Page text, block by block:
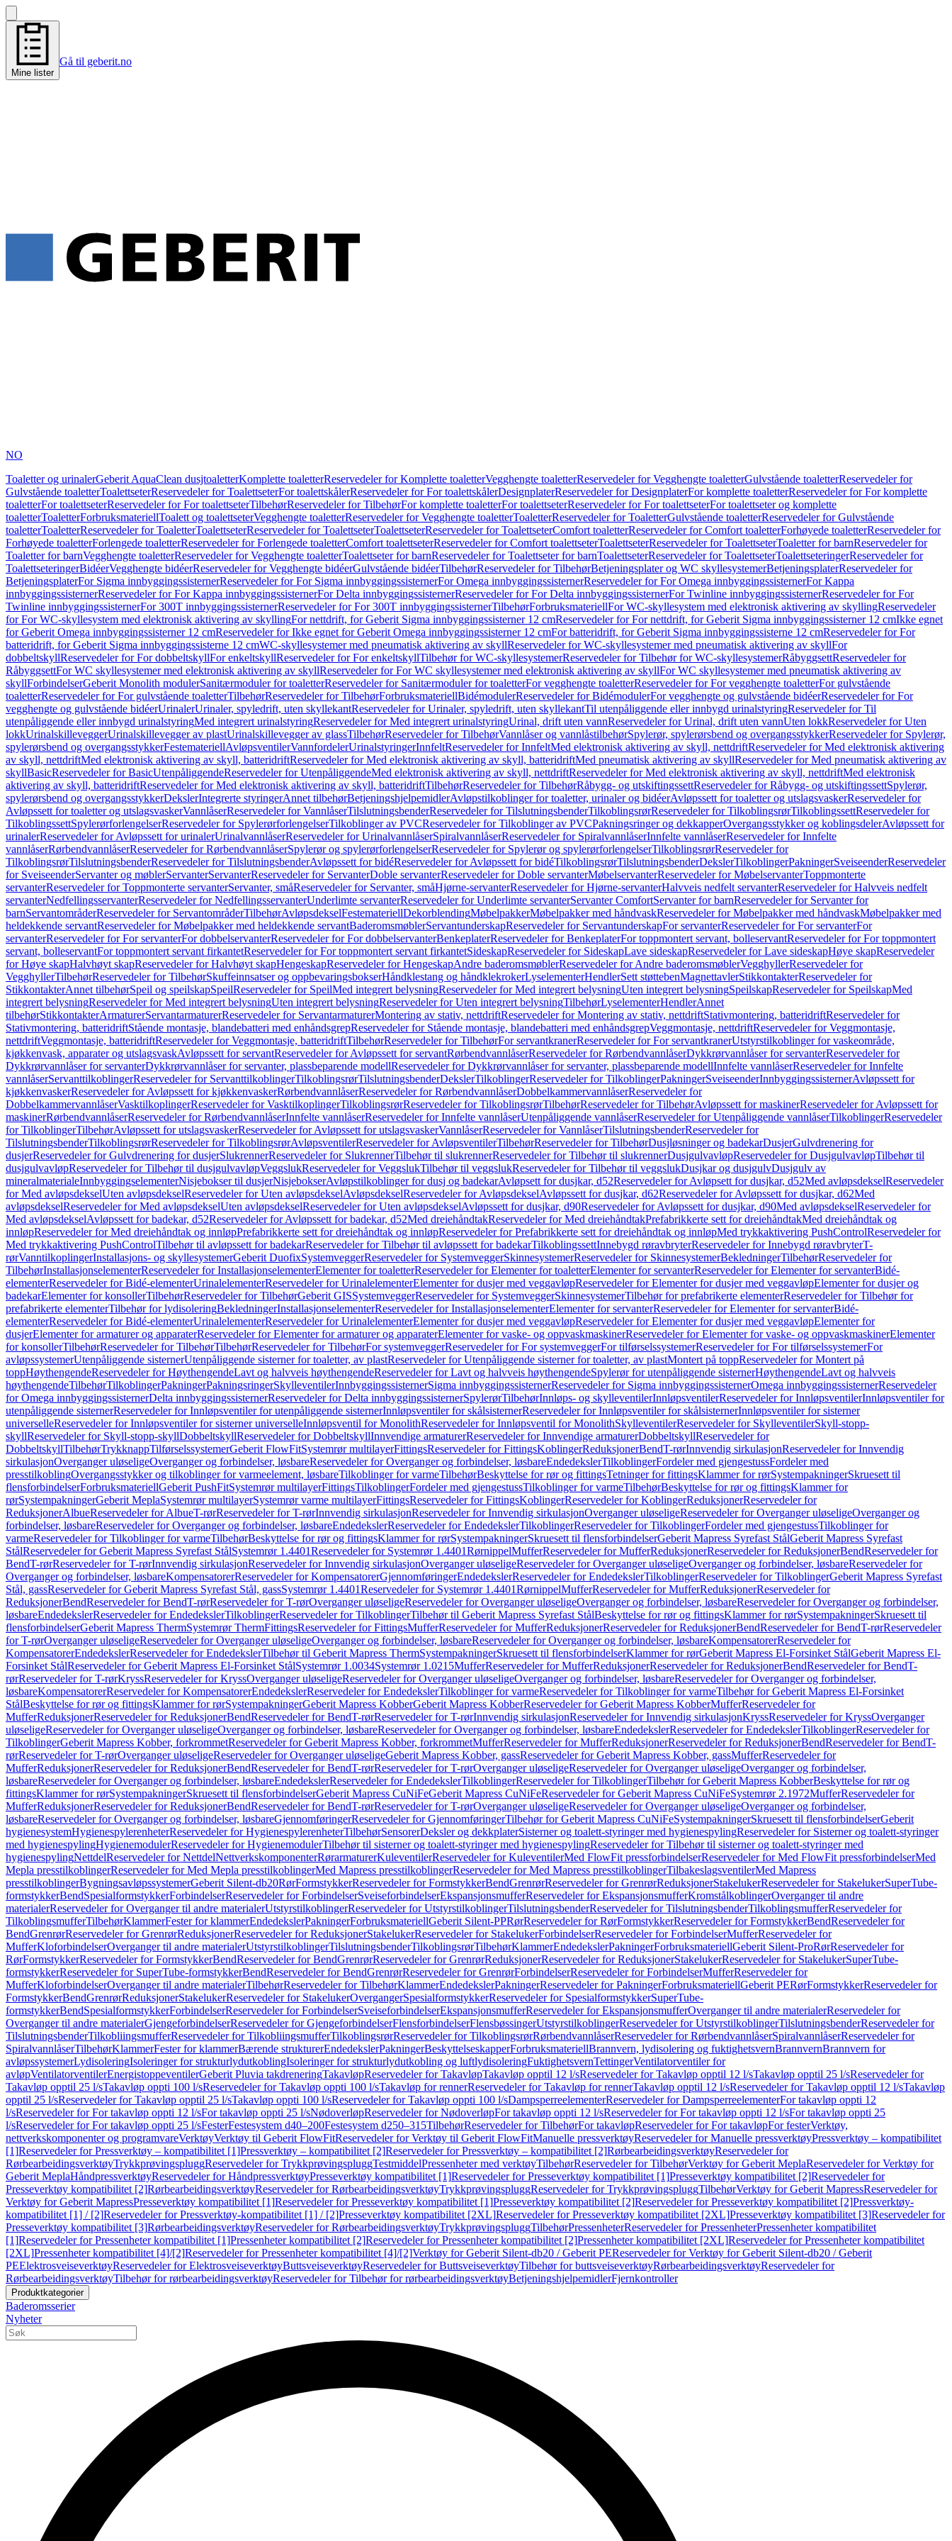
Mine lister
Gå til geberit.no
NO
Toaletter og urinalerGeberit AquaClean dusjtoaletterKomplette toaletterReservedeler for Komplette toaletterVegghengte toaletterReservedeler for Vegghengte toaletterGulvstående toaletterReservedeler for
Gulvstående toaletterToalettseterReservedeler for ToalettseterFor toalettskålerReservedeler for For toalettskålerDesignplaterReservedeler for DesignplaterFor komplette toaletterReservedeler for For komplette
toaletterFor toalettseterReservedeler for For toalettseterTilbehørReservedeler for TilbehørFor komplette toaletterFor toalettseterReservedeler for For toalettseterFor toalettseter og komplette
toaletterToaletterForbruksmateriellToalett og toalettseterVegghengte toaletterReservedeler for Vegghengte toaletterToaletterReservedeler for ToaletterGulvstående toaletterReservedeler for Gulvstående
toaletterToaletterReservedeler for ToaletterToalettseterReservedeler for ToalettseterToalettseterReservedeler for ToalettseterComfort toaletterReservedeler for Comfort toaletterForhøyede toaletterReservedeler for
Forhøyede toaletterForlengede toaletterReservedeler for Forlengede toaletterComfort toalettseterReservedeler for Comfort toalettseterToalettseterReservedeler for ToalettseterToaletter for barnReservedeler for
Toaletter for barnVegghengte toaletterReservedeler for Vegghengte toaletterToalettseter for barnReservedeler for Toalettseter for barnToalettseterReservedeler for ToalettseterToalettseteringerReservedeler for
ToalettseteringerBidéerVegghengte bidéerReservedeler for Vegghengte bidéerGulvstående bidéerTilbehørReservedeler for TilbehørBetjeningsplater og WC skyllesystemerBetjeningsplaterReservedeler for
BetjeningsplaterFor Sigma innbyggingssisternerReservedeler for For Sigma innbyggingssisternerFor Omega innbyggingssisternerReservedeler for For Omega innbyggingssisternerFor Kappa
innbyggingssisternerReservedeler for For Kappa innbyggingssisternerFor Delta innbyggingssisternerReservedeler for For Delta innbyggingssisternerFor Twinline innbyggingssisternerReservedeler for For
Twinline innbyggingssisternerFor 300T innbyggingssisternerReservedeler for For 300T innbyggingssisternerTilbehørForbruksmateriellFor WC-skyllesystem med elektronisk aktivering av skyllingReservedeler
for For WC-skyllesystem med elektronisk aktivering av skyllingFor nettdrift, for Geberit Sigma innbyggingssisterner 12 cmReservedeler for For nettdrift, for Geberit Sigma innbyggingssisterner 12 cmIkke egnet
for Geberit Omega innbyggingssisterner 12 cmReservedeler for Ikke egnet for Geberit Omega innbyggingssisterner 12 cmFor batteridrift, for Geberit Sigma innbyggingssisterne 12 cmReservedeler for For
batteridrift, for Geberit Sigma innbyggingssisterne 12 cmWC-skyllesystemer med pneumatisk aktivering av skyllReservedeler for WC-skyllesystemer med pneumatisk aktivering av skyllFor
dobbeltskyllReservedeler for For dobbeltskyllFor enkeltskyllReservedeler for For enkeltskyllTilbehør for WC-skyllesystemerReservedeler for Tilbehør for WC-skyllesystemerRåbyggsettReservedeler for
RåbyggsettFor WC skyllesystemer med elektronisk aktivering av skyllReservedeler for For WC skyllesystemer med elektronisk aktivering av skyllFor WC skyllesystemer med pneumatisk aktivering av
skyllForbindelserGeberit Monolith modulerSanitærmoduler for toaletterReservedeler for Sanitærmoduler for toaletterFor vegghengte toaletterReservedeler for For vegghengte toaletterFor gulvstående
toaletterReservedeler for For gulvstående toaletterTilbehørReservedeler for TilbehørForbruksmateriellBidémodulerReservedeler for BidémodulerFor vegghengte og gulvstående bidéerReservedeler for For
vegghengte og gulvstående bidéerUrinalerUrinaler, spyledrift, uten skyllekantReservedeler for Urinaler, spyledrift, uten skyllekantTil utenpåliggende eller innbygd urinalstyringReservedeler for Til
utenpåliggende eller innbygd urinalstyringMed integrert urinalstyringReservedeler for Med integrert urinalstyringUrinal, drift uten vannReservedeler for Urinal, drift uten vannUten lokkReservedeler for Uten
lokkUrinalskilleveggerUrinalskillevegger av plastUrinalskillevegger av glassTilbehørReservedeler for TilbehørVannlåser og vannlåstilbehørSpylerør, spylerørsbend og overgangsstykkerReservedeler for Spylerør,
spylerørsbend og overgangsstykkerFestemateriellAvløpsventilerVannfordelerUrinalstyringerInnfeltReservedeler for InnfeltMed elektronisk aktivering av skyll, nettdriftReservedeler for Med elektronisk aktivering
av skyll, nettdriftMed elektronisk aktivering av skyll, batteridriftReservedeler for Med elektronisk aktivering av skyll, batteridriftMed pneumatisk aktivering av skyllReservedeler for Med pneumatisk aktivering av
skyllBasicReservedeler for BasicUtenpåliggendeReservedeler for UtenpåliggendeMed elektronisk aktivering av skyll, nettdriftReservedeler for Med elektronisk aktivering av skyll, nettdriftMed elektronisk
aktivering av skyll, batteridriftReservedeler for Med elektronisk aktivering av skyll, batteridriftTilbehørReservedeler for TilbehørRåbygg- og utskiftingssettReservedeler for Råbygg- og utskiftingssettSpylerør,
spylerørsbend og overgangsstykkerDekslerIntegrerte styringerAnnet tilbehørBetjeningshjelpemidlerAvløpstilkoblinger for toaletter, urinaler og bidéerAvløpssett for toaletter og utslagsvaskerReservedeler for
Avløpssett for toaletter og utslagsvaskerVannlåserReservedeler for VannlåserTilslutningsbenderReservedeler for TilslutningsbenderTilkoblingsrørReservedeler for TilkoblingsrørTilkoblingssettReservedeler for
TilkoblingssettSpylerørforlengelserReservedeler for SpylerørforlengelserTilkoblinger av PVCReservedeler for Tilkoblinger av PVCPakningsringer og dekkapperOvergangsstykker og koblingsdelerAvløpssett for
urinalerReservedeler for Avløpssett for urinalerUrinalvannlåserReservedeler for UrinalvannlåserSpiralvannlåserReservedeler for SpiralvannlåserInnfelte vannlåserReservedeler for Innfelte
vannlåserRørbendvannlåserReservedeler for RørbendvannlåserSpylerør og spylerørforlengelserReservedeler for Spylerør og spylerørforlengelserTilkoblingsrørReservedeler for
TilkoblingsrørTilslutningsbenderReservedeler for TilslutningsbenderAvløpssett for bidéReservedeler for Avløpssett for bidéTilkoblingsrørTilslutningsbenderDekslerTilkoblingerPakningerSveiseenderReservedeler
for SveiseenderServanter og møblerServanterServanterReservedeler for ServanterDoble servanterReservedeler for Doble servanterMøbelservanterReservedeler for MøbelservanterToppmonterte
servanterReservedeler for Toppmonterte servanterServanter, småReservedeler for Servanter, småHjørne-servanterReservedeler for Hjørne-servanterHalvveis nedfelt servanterReservedeler for Halvveis nedfelt
servanterNedfellingsservanterReservedeler for NedfellingsservanterUnderlimte servanterReservedeler for Underlimte servanterServanter ComfortServanter for barnReservedeler for Servanter for
barnServantområderReservedeler for ServantområderTilbehørAvløpsdekselFestemateriellDekorblendingMøbelpakkerMøbelpakker med håndvaskReservedeler for Møbelpakker med håndvaskMøbelpakker med
heldekkende servantReservedeler for Møbelpakker med heldekkende servantBaderomsmøblerServantunderskapReservedeler for ServantunderskapFor servanterReservedeler for For servanterFor
servanterReservedeler for For servanterFor dobbelservanterReservedeler for For dobbelservanterBenkeplaterReservedeler for BenkeplaterFor toppmontert servant, bolleservantReservedeler for For toppmontert
servant, bolleservantFor toppmontert servant firkantetReservedeler for For toppmontert servant firkantetSideskapReservedeler for SideskapLave sideskapReservedeler for Lave sideskapHøye skapReservedeler
for Høye skapHalvhøyt skapReservedeler for Halvhøyt skapHengeskapReservedeler for HengeskapAndre baderomsmøblerReservedeler for Andre baderomsmøblerVegghyllerReservedeler for
VegghyllerTilbehørReservedeler for TilbehørSkuffeinnsatser og oppbevaringsbokserHåndklestang og håndklekrokerLyselementerHendlerSett støttebenMagnettavlerStikkontakterReservedeler for
StikkontakterAnnet tilbehørSpeil og speilskapSpeilReservedeler for SpeilMed integrert belysningReservedeler for Med integrert belysningUten integrert belysningSpeilskapReservedeler for SpeilskapMed
integrert belysningReservedeler for Med integrert belysningUten integrert belysningReservedeler for Uten integrert belysningTilbehørLyselementerHendlerAnnet
tilbehørStikkontakterArmaturerServantarmaturerReservedeler for ServantarmaturerMontering av stativ, nettdriftReservedeler for Montering av stativ, nettdriftStativmontering, batteridriftReservedeler for
Stativmontering, batteridriftStående montasje, blandebatteri med enhåndsgrepReservedeler for Stående montasje, blandebatteri med enhåndsgrepVeggmontasje, nettdriftReservedeler for Veggmontasje,
nettdriftVeggmontasje, batteridriftReservedeler for Veggmontasje, batteridriftTilbehørReservedeler for TilbehørFor servantkranerReservedeler for For servantkranerUtstyrstilkoblinger for vaskeområde,
kjøkkenvask, apparater og utslagsvaskAvløpssett for servantReservedeler for Avløpssett for servantRørbendvannlåserReservedeler for RørbendvannlåserDykkrørvannlåser for servanterReservedeler for
Dykkrørvannlåser for servanterDykkrørvannlåser for servanter, plassbeparende modellReservedeler for Dykkrørvannlåser for servanter, plassbeparende modellInnfelte vannlåserReservedeler for Innfelte
vannlåserServanttilkoblingerReservedeler for ServanttilkoblingerTilkoblingsrørTilslutningsbenderDekslerTilkoblingerReservedeler for TilkoblingerPakningerSveiseenderInnbyggingssisternerAvløpssett for
kjøkkenvaskerReservedeler for Avløpssett for kjøkkenvaskerRørbendvannlåserReservedeler for RørbendvannlåserDobbelkammervannlåserReservedeler for
DobbelkammervannlåserVasktilkoplingerReservedeler for VasktilkoplingerTilkoblingsrørReservedeler for TilkoblingsrørTilbehørReservedeler for TilbehørAvløpssett for maskinerReservedeler for Avløpssett for
maskinerRørbendvannlåserReservedeler for RørbendvannlåserInnfelte vannlåserReservedeler for Innfelte vannlåserUtenpåliggende vannlåserReservedeler for Utenpåliggende vannlåserTilkoblingerReservedeler
for TilkoblingerTilbehørAvløpssett for utslagsvaskerReservedeler for Avløpssett for utslagsvaskerVannlåserReservedeler for VannlåserTilslutningsbenderReservedeler for
TilslutningsbenderTilkoblingsrørReservedeler for TilkoblingsrørAvløpsventilerReservedeler for AvløpsventilerTilbehørReservedeler for TilbehørDusjløsninger og badekarDusjerGulvdrenering for
dusjerReservedeler for Gulvdrenering for dusjerSlukrennerReservedeler for SlukrennerTilbehør til slukrennerReservedeler for Tilbehør til slukrennerDusjgulvavløpReservedeler for DusjgulvavløpTilbehør til
dusjgulvavløpReservedeler for Tilbehør til dusjgulvavløpVeggslukReservedeler for VeggslukTilbehør til veggslukReservedeler for Tilbehør til veggslukDusjkar og dusjgulvDusjgulv av
mineralmaterialeInnbyggingselementerNisjebokser til dusjerNisjebokserAvløpstilkoblinger for dusj og badekarAvløpsett for dusjkar, d52Reservedeler for Avløpsett for dusjkar, d52Med avløpsdekselReservedeler
for Med avløpsdekselUten avløpsdekselReservedeler for Uten avløpsdekselAvløpsdekselReservedeler for AvløpsdekselAvløpssett for dusjkar, d62Reservedeler for Avløpssett for dusjkar, d62Med
avløpsdekselReservedeler for Med avløpsdekselUten avløpsdekselReservedeler for Uten avløpsdekselAvløpssett for dusjkar, d90Reservedeler for Avløpssett for dusjkar, d90Med avløpsdekselReservedeler for
Med avløpsdekselAvløpssett for badekar, d52Reservedeler for Avløpssett for badekar, d52Med dreiehåndtakReservedeler for Med dreiehåndtakPrefabrikkerte sett for dreiehåndtakMed dreiehåndtak og
innløpReservedeler for Med dreiehåndtak og innløpPrefabrikkerte sett for dreiehåndtak og innløpReservedeler for Prefabrikkerte sett for dreiehåndtak og innløpMed trykkaktivering PushControlReservedeler for
Med trykkaktivering PushControlTilbehør til avløpssett for badekarReservedeler for Tilbehør til avløpssett for badekarTilkoblingssettInnebygd røravbryterReservedeler for Innebygd røravbryterT-
rørVanntilkoplingerInstallasjons- og skyllesystemerGeberit DuofixSystemveggerReservedeler for SystemveggerSkinnesystemerReservedeler for SkinnesystemerBekledningerTilbehørReservedeler for
TilbehørInstallasjonselementerReservedeler for InstallasjonselementerElementer for toaletterReservedeler for Elementer for toaletterElementer for servanterReservedeler for Elementer for servanterBidé-
elementerReservedeler for Bidé-elementerUrinalelementerReservedeler for UrinalelementerElementer for dusjer med veggavløpReservedeler for Elementer for dusjer med veggavløpElementer for dusjer og
badekarElementer for konsollerTilbehørReservedeler for TilbehørGeberit GISSystemveggerReservedeler for SystemveggerSkinnesystemerTilbehør for prefabrikerte elementerReservedeler for Tilbehør for
prefabrikerte elementerTilbehør for lydisoleringBekledningerInstallasjonselementerReservedeler for InstallasjonselementerElementer for servanterReservedeler for Elementer for servanterBidé-
elementerReservedeler for Bidé-elementerUrinalelementerReservedeler for UrinalelementerElementer for dusjer med veggavløpReservedeler for Elementer for dusjer med veggavløpElementer for
dusjerElementer for armaturer og apparaterReservedeler for Elementer for armaturer og apparaterElementer for vaske- og oppvaskmaskinerReservedeler for Elementer for vaske- og oppvaskmaskinerElementer
for konsollerTilbehørReservedeler for TilbehørTilbehørReservedeler for TilbehørFor systemveggerReservedeler for For systemveggerFor tilførselssystemerReservedeler for For tilførselssystemerFor
avløpssystemerUtenpåliggende sisternerUtenpåliggende sisterner for toaletter, av plastReservedeler for Utenpåliggende sisterner for toaletter, av plastMontert på toppReservedeler for Montert på
toppHøythengendeReservedeler for HøythengendeLavt og halvveis høythengendeReservedeler for Lavt og halvveis høythengendeSpylerør for utenpåliggende sisternerHøythengendeLavt og halvveis
høythengendeTilbehørTilkoblingerPakningerPakningsringerSkylleventilerInnbyggingssisternerSigma innbyggingssisternerReservedeler for Sigma innbyggingssisternerOmega innbyggingssisternerReservedeler
for Omega innbyggingssisternerDelta innbyggingssisternerReservedeler for Delta innbyggingssisternerSpylerørTilbehørInnløps- og skylleventilerInnløpsventilerReservedeler for InnløpsventilerInnløpsventiler for
utenpåliggende sisternerReservedeler for Innløpsventiler for utenpåliggende sisternerInnløpsventiler for skålsisternerReservedeler for Innløpsventiler for skålsisternerInnløpsventiler for sisterner
universelleReservedeler for Innløpsventiler for sisterner universelleInnløpsventil for MonolithReservedeler for Innløpsventil for MonolithSkylleventilerReservedeler for SkylleventilerSkyll-stopp-
skyllReservedeler for Skyll-stopp-skyllDobbeltskyllReservedeler for DobbeltskyllInnvendige armaturerReservedeler for Innvendige armaturerDobbeltskyllReservedeler for
DobbeltskyllTilbehørTrykknappTilførselssystemerGeberit FlowFitSystemrør multilayerFittingsReservedeler for FittingsKoblingerReduksjonerBendT-rørInnvendig sirkulasjonReservedeler for Innvendig
sirkulasjonOverganger uløseligeOverganger og forbindelser, løsbareReservedeler for Overganger og forbindelser, løsbareEndedekslerTilkoblingerFordeler med gjengestussFordeler med
presstilkoblingOvergangsstykker og tilkoblinger for varmeelement, løsbareTilkoblinger for varmeTilbehørBeskyttelse for rør og fittingsTetninger for fittingsKlammer for rørSystempakningerSkruesett til
flensforbindelserForbruksmateriellGeberit PushFitSystemrør multilayerFittingsTilkoblingerFordeler med gjengestussTilkoblinger for varmeTilbehørBeskyttelse for rør og fittingsKlammer for
rørSystempakningerGeberit MeplaSystemrør multilayerSystemrør varme multilayerFittingsReservedeler for FittingsKoblingerReservedeler for KoblingerReduksjonerReservedeler for
ReduksjonerAlbueReservedeler for AlbueT-rørReservedeler for T-rørInnvendig sirkulasjonReservedeler for Innvendig sirkulasjonOverganger uløseligeReservedeler for Overganger uløseligeOverganger og
forbindelser, løsbareReservedeler for Overganger og forbindelser, løsbareEndedekslerReservedeler for EndedekslerTilkoblingerReservedeler for TilkoblingerFordeler med gjengestussTilkoblinger for
varmeReservedeler for Tilkoblinger for varmeTilbehørBeskyttelse for rør og fittingsKlammer for rørSystempakningerSkruesett til flensforbindelserGeberit Mapress Syrefast StålGeberit Mapress Syrefast
StålReservedeler for Geberit Mapress Syrefast StålSystemrør 1.4401Reservedeler for Systemrør 1.4401RørnippelMufferReservedeler for MufferReduksjonerReservedeler for ReduksjonerBendReservedeler for
BendT-rørReservedeler for T-rørInnvendig sirkulasjonReservedeler for Innvendig sirkulasjonOverganger uløseligeReservedeler for Overganger uløseligeOverganger og forbindelser, løsbareReservedeler for
Overganger og forbindelser, løsbareKompensatorerReservedeler for KompensatorerGjennomføringerEndedekslerReservedeler for EndedekslerTilkoblingerReservedeler for TilkoblingerGeberit Mapress Syrefast
Stål, gassReservedeler for Geberit Mapress Syrefast Stål, gassSystemrør 1.4401Reservedeler for Systemrør 1.4401RørnippelMufferReservedeler for MufferReduksjonerReservedeler for
ReduksjonerBendReservedeler for BendT-rørReservedeler for T-rørOverganger uløseligeReservedeler for Overganger uløseligeOverganger og forbindelser, løsbareReservedeler for Overganger og forbindelser,
løsbareEndedekslerReservedeler for EndedekslerTilkoblingerReservedeler for TilkoblingerTilbehør til Geberit Mapress Syrefast StålBeskyttelse for rør og fittingsKlammer for rørSystempakningerSkruesett til
flensforbindelserGeberit Mapress ThermSystemrør ThermFittingsReservedeler for FittingsMufferReservedeler for MufferReduksjonerReservedeler for ReduksjonerBendReservedeler for BendT-rørReservedeler
for T-rørOverganger uløseligeReservedeler for Overganger uløseligeOverganger og forbindelser, løsbareReservedeler for Overganger og forbindelser, løsbareKompensatorerReservedeler for
KompensatorerEndedekslerReservedeler for EndedekslerTilbehør til Geberit Mapress ThermSystempakningerSkruesett til flensforbindelserKlammer for rørGeberit Mapress El-Forsinket StålGeberit Mapress El-
Forsinket StålReservedeler for Geberit Mapress El-Forsinket StålSystemrør 1.0034Systemrør 1.0215MufferReservedeler for MufferReduksjonerReservedeler for ReduksjonerBendReservedeler for BendT-
rørReservedeler for T-rørKryssReservedeler for KryssOverganger uløseligeReservedeler for Overganger uløseligeOverganger og forbindelser, løsbareReservedeler for Overganger og forbindelser,
løsbareKompensatorerReservedeler for KompensatorerEndedekslerReservedeler for EndedekslerTilkoblinger for varmeReservedeler for Tilkoblinger for varmeTilbehør for Geberit Mapress El-Forsinket
StålBeskyttelse for rør og fittingsKlammer for rørSystempakningerGeberit Mapress KobberGeberit Mapress KobberReservedeler for Geberit Mapress KobberMufferReservedeler for
MufferReduksjonerReservedeler for ReduksjonerBendReservedeler for BendT-rørReservedeler for T-rørInnvendig sirkulasjonReservedeler for Innvendig sirkulasjonKryssReservedeler for KryssOverganger
uløseligeReservedeler for Overganger uløseligeOverganger og forbindelser, løsbareReservedeler for Overganger og forbindelser, løsbareEndedekslerReservedeler for EndedekslerTilkoblingerReservedeler for
TilkoblingerGeberit Mapress Kobber, forkrommetReservedeler for Geberit Mapress Kobber, forkrommetMufferReservedeler for MufferReduksjonerReservedeler for ReduksjonerBendReservedeler for BendT-
rørReservedeler for T-rørOverganger uløseligeReservedeler for Overganger uløseligeGeberit Mapress Kobber, gassReservedeler for Geberit Mapress Kobber, gassMufferReservedeler for
MufferReduksjonerReservedeler for ReduksjonerBendReservedeler for BendT-rørReservedeler for T-rørOverganger uløseligeReservedeler for Overganger uløseligeOverganger og forbindelser,
løsbareReservedeler for Overganger og forbindelser, løsbareEndedekslerReservedeler for EndedekslerTilkoblingerReservedeler for TilkoblingerTilbehør for Geberit Mapress KobberBeskyttelse for rør og
fittingsKlammer for rørSystempakningerSkruesett til flensforbindelserGeberit Mapress CuNiFeGeberit Mapress CuNiFeReservedeler for Geberit Mapress CuNiFeSystemrør 2.1972MufferReservedeler for
MufferReduksjonerReservedeler for ReduksjonerBendReservedeler for BendT-rørReservedeler for T-rørOverganger uløseligeReservedeler for Overganger uløseligeOverganger og forbindelser,
løsbareReservedeler for Overganger og forbindelser, løsbareGjennomføringerReservedeler for GjennomføringerTilbehør for Geberit Mapress CuNiFeSystempakningerSkruesett til flensforbindelserGeberit
hygienesystemHygienespylerenheterReservedeler for HygienespylerenheterTilbehørSensorerDeksler og dekkplaterSisterner og toalett-styringer med hygienespylingReservedeler for Sisterner og toalett-styringer
med hygienespylingHygienemodulerReservedeler for HygienemodulerTilbehør til sisterner og toalett-styringer med hygienespylingReservedeler for Tilbehør til sisterner og toalett-styringer med
hygienespylingNettdelReservedeler for NettdelNettverkskomponenterRørarmaturerKuleventilerReservedeler for KuleventilerMed FlowFit pressforbindelserReservedeler for Med FlowFit pressforbindelserMed
Mepla presstilkoblingerReservedeler for Med Mepla presstilkoblingerMed Mapress presstilkoblingerReservedeler for Med Mapress presstilkoblingerTilbakeslagsventilerMed Mapress
presstilkoblingerBygningsavløpssystemerGeberit Silent-db20RørFormstykkerReservedeler for FormstykkerBendGrenrørReservedeler for GrenrørReduksjonerStakelukerReservedeler for StakelukerSuperTube-
formstykkerBendSpesialformstykkerForbindelserReservedeler for ForbindelserSveiseforbindelserEkspansjonsmufferReservedeler for EkspansjonsmufferKromstålkoblingerOverganger til andre
materialerReservedeler for Overganger til andre materialerUtstyrstilkoblingerReservedeler for UtstyrstilkoblingerTilslutningsbenderReservedeler for TilslutningsbenderTilkoblingsmufferReservedeler for
TilkoblingsmufferTilbehørKlammerFester for klammerEndedekslerPakningerForbruksmateriellGeberit Silent-PPRørReservedeler for RørFormstykkerReservedeler for FormstykkerBendReservedeler for
BendGrenrørReservedeler for GrenrørReduksjonerReservedeler for ReduksjonerStakelukerReservedeler for StakelukerForbindelserReservedeler for ForbindelserMufferReservedeler for
MufferKloforbindelserOverganger til andre materialerUtstyrstilkoblingerTilslutningsbenderTilkoblingsrørTilbehørKlammerEndedekslerPakningerForbruksmateriellGeberit Silent-ProRørReservedeler for
RørFormstykkerReservedeler for FormstykkerBendReservedeler for BendGrenrørReservedeler for GrenrørReduksjonerReservedeler for ReduksjonerStakelukerReservedeler for StakelukerSuperTube-
formstykkerReservedeler for SuperTube-formstykkerBendReservedeler for BendGrenrørReservedeler for GrenrørForbindelserReservedeler for ForbindelserMufferReservedeler for
MufferKloforbindelserOverganger til andre materialerTilbehørReservedeler for TilbehørKlammerEndedekslerPakningerReservedeler for PakningerForbruksmateriellGeberit PERørFormstykkerReservedeler for
FormstykkerBendGrenrørReduksjonerStakelukerReservedeler for StakelukerOvergangerSpesialformstykkerReservedeler for SpesialformstykkerSuperTube-
formstykkerBendSpesialformstykkerForbindelserReservedeler for ForbindelserSveiseforbindelserEkspansjonsmufferReservedeler for EkspansjonsmufferOverganger til andre materialerReservedeler for
Overganger til andre materialerGjengeforbindelserReservedeler for GjengeforbindelserFlensforbindelserFlensbøssingerUtstyrstilkoblingerReservedeler for UtstyrstilkoblingerTilslutningsbenderReservedeler for
TilslutningsbenderTilkobliingsmufferReservedeler for TilkobliingsmufferTilkoblingsrørReservedeler for TilkoblingsrørRørbendvannlåserReservedeler for RørbendvannlåserSpiralvannlåserReservedeler for
SpiralvannlåserTilbehørKlammerFester for klammerBærende strukturerEndedekslerPakningerBeskyttelseskapperForbruksmateriellBrannvern, lydisolering og fuktighetsvernBrannvernBrannvern for
avløpssystemerLydisoleringIsoleringer for strukturlydutkoblingIsoleringer for strukturlydutkobling og luftlydisoleringFuktighetsvernTettingerVentilatorventiler for
avløpVentilatorventilerEnergistoppeventilerGeberit Pluvia takdreneringTakavløpReservedeler for TakavløpTakavløp opptil 12 l/sReservedeler for Takavløp opptil 12 l/sTakavløp opptil 25 l/sReservedeler for
Takavløp opptil 25 l/sTakavløp oppti 100 l/sReservedeler for Takavløp oppti 100 l/sTakavløp for rennerReservedeler for Takavløp for rennerTakavløp opptil 12 l/sReservedeler for Takavløp opptil 12 l/sTakavløp
opptil 25 l/sReservedeler for Takavløp opptil 25 l/sTakavløp oppti 100 l/sReservedeler for Takavløp oppti 100 l/sDampsperreelementerReservedeler for DampsperreelementerFor takavløp oppti 12
l/sReservedeler for For takavløp oppti 12 l/sFor takavløp oppti 25 l/sNødoverløpReservedeler for NødoverløpFor takavløp oppti 12 l/sReservedeler for For takavløp oppti 12 l/sFor takavløp oppti 25
l/sReservedeler for For takavløp oppti 25 l/sFesterFestesystem d40–200Festesystem d250–315TilbehørReservedeler for TilbehørFor takavløpReservedeler for For takavløpFor festerVerktøy,
nettverkskomponenter og programvareVerktøyVerktøy til Geberit FlowFitReservedeler for Verktøy til Geberit FlowFitManuelle pressverktøyReservedeler for Manuelle pressverktøyPressverktøy – kompatibilitet
[1]Reservedeler for Pressverktøy – kompatibilitet [1]Pressverktøy – kompatibilitet [2]Reservedeler for Pressverktøy – kompatibilitet [2]RørbearbeidingsverktøyReservedeler for
RørbearbeidingsverktøyTrykkprøvingspluggReservedeler for TrykkprøvingspluggTestmiddelPressenheter med verktøyTilbehørReservedeler for TilbehørVerktøy for Geberit MeplaReservedeler for Verktøy for
Geberit MeplaHåndpressverktøyReservedeler for HåndpressverktøyPresseverktøy kompatibilitet [1]Reservedeler for Presseverktøy kompatibilitet [1]Presseverktøy kompatibilitet [2]Reservedeler for
Presseverktøy kompatibilitet [2]RørbearbeidingsverktøyReservedeler for RørbearbeidingsverktøyTrykkprøvingspluggReservedeler for TrykkprøvingspluggTilbehørVerktøy for Geberit MapressReservedeler for
Verktøy for Geberit MapressPresseverktøy kompatibilitet [1]Reservedeler for Presseverktøy kompatibilitet [1]Presseverktøy kompatibilitet [2]Reservedeler for Presseverktøy kompatibilitet [2]Pressverktøy-
kompatibilitet [1] / [2]Reservedeler for Pressverktøy-kompatibilitet [1] / [2]Presseverktøy kompatibilitet [2XL]Reservedeler for Presseverktøy kompatibilitet [2XL]Presseverktøy kompatibilitet [3]Reservedeler for
Presseverktøy kompatibilitet [3]RørbearbeidingsverktøyReservedeler for RørbearbeidingsverktøyTrykkprøvingspluggTilbehørPressenheterReservedeler for PressenheterPressenheter kompatibilitet
[1]Reservedeler for Pressenheter kompatibilitet [1]Pressenheter kompatibilitet [2]Reservedeler for Pressenheter kompatibilitet [2]Pressenheter kompatibilitet [2XL]Reservedeler for Pressenheter kompatibilitet
[2XL]Pressenheter kompatibilitet [4]/[2]Reservedeler for Pressenheter kompatibilitet [4]/[2]Verktøy for Geberit Silent-db20 / Geberit PEReservedeler for Verktøy for Geberit Silent-db20 / Geberit
PEElektrosveiseverktøyReservedeler for ElektrosveiseverktøyButtsveiseverktøyReservedeler for ButtsveiseverktøyTilbehør for buttsveiseverktøyRørbearbeidingsverktøyReservedeler for
RørbearbeidingsverktøyTilbehør for rørbearbeidingsverktøyReservedeler for Tilbehør for rørbearbeidingsverktøyBetjeningshjelpemidlerFjernkontroller
Produktkategorier
Baderomsserier
Nyheter